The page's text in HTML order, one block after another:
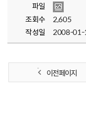
파일
조회수
2,605
작성일
2008-01-
이전 페이지